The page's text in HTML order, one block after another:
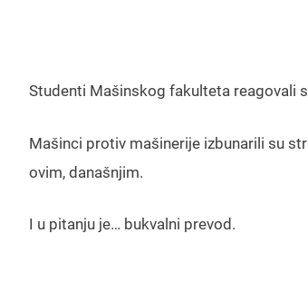
Studenti Mašinskog fakulteta reagovali
Mašinci protiv mašinerije izbunarili su
ovim, današnjim.
I u pitanju je… bukvalni prevod.